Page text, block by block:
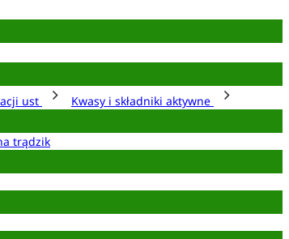
ust
Kwasy i składniki aktywne
trądzik